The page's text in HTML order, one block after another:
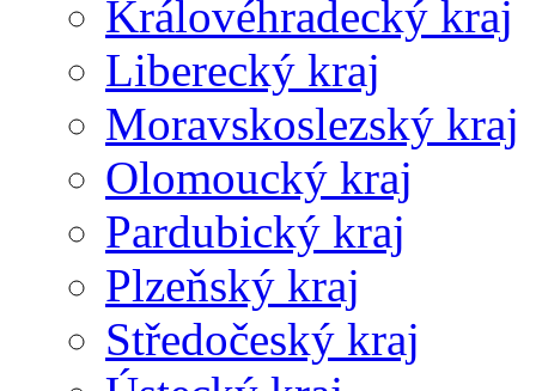
Královéhradecký kraj
Liberecký kraj
Moravskoslezský kraj
Olomoucký kraj
Pardubický kraj
Plzeňský kraj
Středočeský kraj